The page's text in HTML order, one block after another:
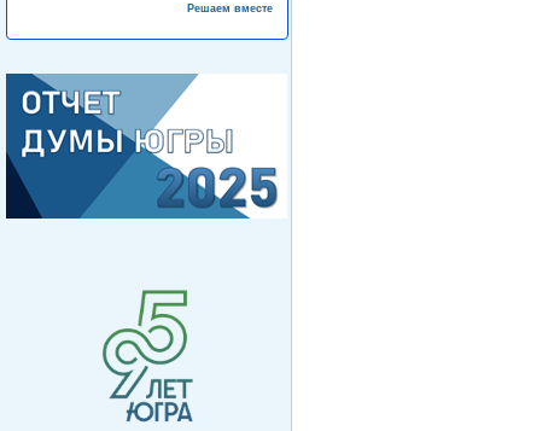
Решаем вместе